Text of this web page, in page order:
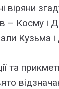
віряни
– Косму і
Кузьма і
та